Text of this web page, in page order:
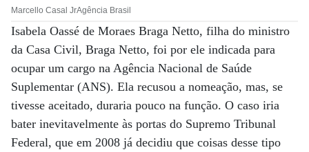
Marcello Casal JrAgência Brasil
Isabela Oassé de Moraes Braga Netto, filha do ministro
da Casa Civil, Braga Netto, foi por ele indicada para
ocupar um cargo na Agência Nacional de Saúde
Suplementar (ANS). Ela recusou a nomeação, mas, se
tivesse aceitado, duraria pouco na função. O caso iria
bater inevitavelmente às portas do Supremo Tribunal
Federal, que em 2008 já decidiu que coisas desse tipo